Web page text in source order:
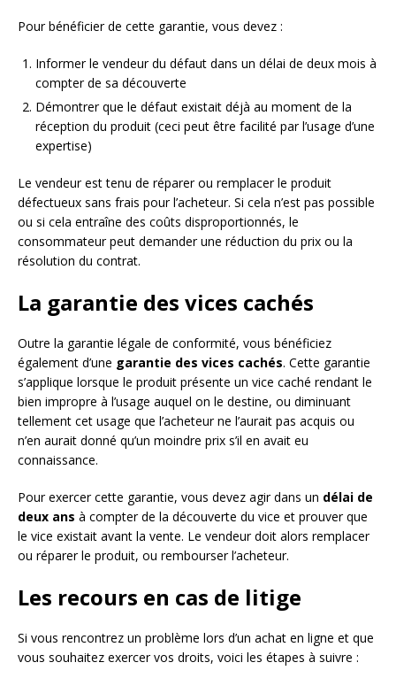
Pour bénéficier de cette garantie, vous devez :
Informer le vendeur du défaut dans un délai de deux mois à
compter de sa découverte
Démontrer que le défaut existait déjà au moment de la
réception du produit (ceci peut être facilité par l’usage d’une
expertise)
Le vendeur est tenu de réparer ou remplacer le produit
défectueux sans frais pour l’acheteur. Si cela n’est pas possible
ou si cela entraîne des coûts disproportionnés, le
consommateur peut demander une réduction du prix ou la
résolution du contrat.
La garantie des vices cachés
Outre la garantie légale de conformité, vous bénéficiez
également d’une garantie des vices cachés. Cette garantie
s’applique lorsque le produit présente un vice caché rendant le
bien impropre à l’usage auquel on le destine, ou diminuant
tellement cet usage que l’acheteur ne l’aurait pas acquis ou
n’en aurait donné qu’un moindre prix s’il en avait eu
connaissance.
Pour exercer cette garantie, vous devez agir dans un délai de
deux ans à compter de la découverte du vice et prouver que
le vice existait avant la vente. Le vendeur doit alors remplacer
ou réparer le produit, ou rembourser l’acheteur.
Les recours en cas de litige
Si vous rencontrez un problème lors d’un achat en ligne et que
vous souhaitez exercer vos droits, voici les étapes à suivre :